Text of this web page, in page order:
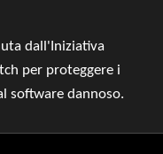
dall'Iniziativa
per proteggere i
software dannoso.